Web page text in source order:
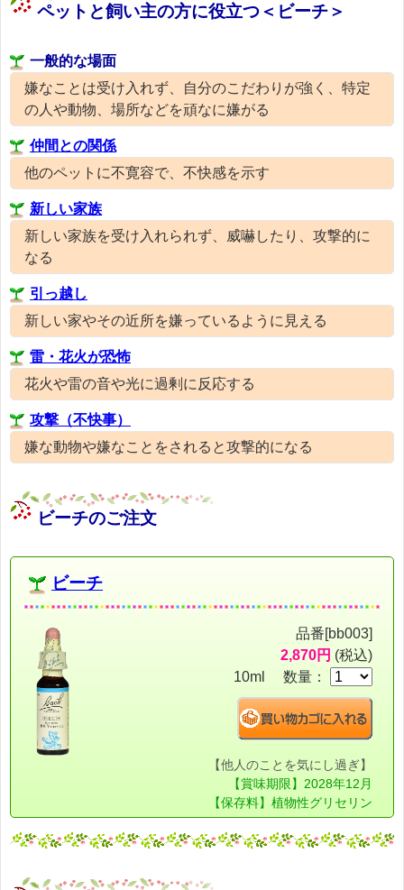
ペットと飼い主の方に役立つ＜ビーチ＞
一般的な場面
嫌なことは受け入れず、自分のこだわりが強く、特定
の人や動物、場所などを頑なに嫌がる
仲間との関係
他のペットに不寛容で、不快感を示す
新しい家族
新しい家族を受け入れられず、威嚇したり、攻撃的に
なる
引っ越し
新しい家やその近所を嫌っているように見える
雷・花火が恐怖
花火や雷の音や光に過剰に反応する
攻撃（不快事）
嫌な動物や嫌なことをされると攻撃的になる
ビーチのご注文
ビーチ
品番[bb003]
2,870円 (税込)
10ml 数量：
【他人のことを気にし過ぎ】
【賞味期限】2028年12月
【保存料】植物性グリセリン